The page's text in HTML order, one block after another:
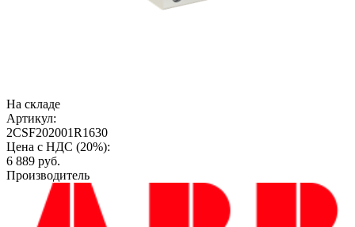
На складе
Артикул:
2CSF202001R1630
Цена с НДС (20%):
6 889 руб.
Производитель